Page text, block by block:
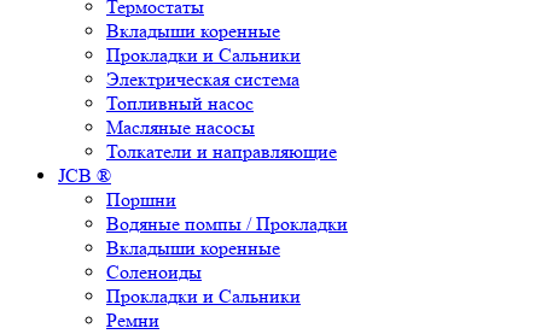
Термостаты
Вкладыши коренные
Прокладки и Сальники
Электрическая система
Топливный насос
Масляные насосы
Толкатели и направляющие
JCB ®
Поршни
Водяные помпы / Прокладки
Вкладыши коренные
Соленоиды
Прокладки и Сальники
Ремни